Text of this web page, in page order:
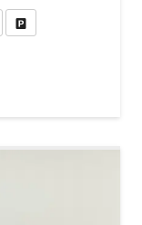
Sie an
Fahrzeugexposé (PDF)